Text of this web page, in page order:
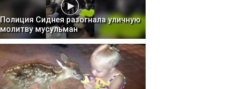
Полиция Сиднея разогнала уличную
молитву мусульман